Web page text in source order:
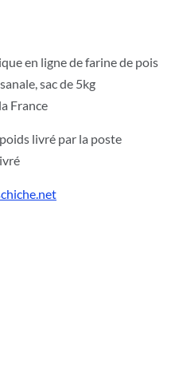
en ligne de farine de pois
sac de 5kg
France
livré par la poste